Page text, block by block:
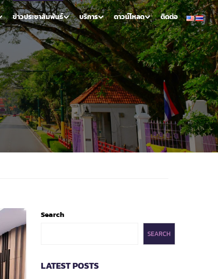
ข่าวประชาสัมพันธ์ บริการ ดาวน์โหลด ติดต่อ
Search
SEARCH
LATEST POSTS